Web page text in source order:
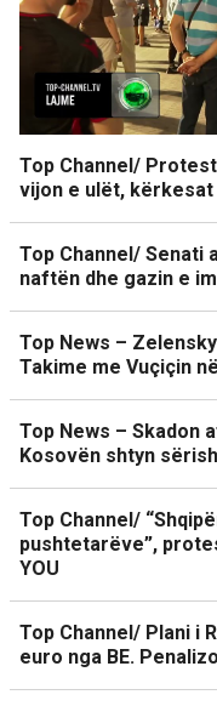
Top Channel/
vijon e ulët, kërkesat
Top Channel/ Senati
naftën dhe gazin e
Top News –
Takime me Vuçiçin
Top News – Skadon
Kosovën shtyn
Top Channel/
pushtetarëve”,
YOU
Top Channel/ Plani i
euro nga BE.